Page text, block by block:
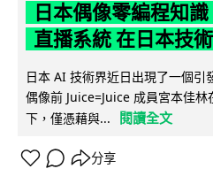
日本偶像零編程知
直播系統 在日本技
日本 AI 技術界近日出現了一個引
偶像前 Juice=Juice 成員宮本佳
下，僅憑藉與...
閱讀全文
分享